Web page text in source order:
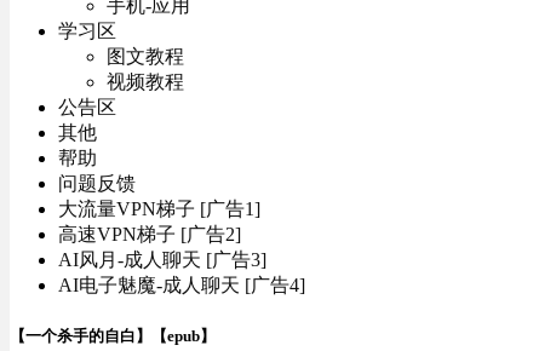
手机-应用
学习区
图文教程
视频教程
公告区
其他
帮助
问题反馈
大流量VPN梯子 [广告1]
高速VPN梯子 [广告2]
AI风月-成人聊天 [广告3]
AI电子魅魔-成人聊天 [广告4]
【一个杀手的自白】【epub】